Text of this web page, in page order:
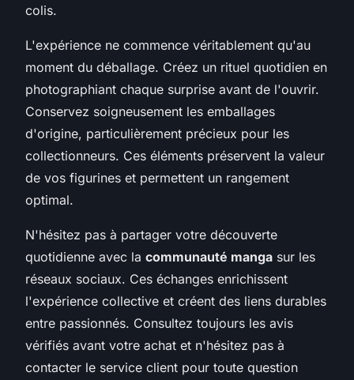
colis.
L'expérience ne commence véritablement qu'au
moment du déballage. Créez un rituel quotidien en
photographiant chaque surprise avant de l'ouvrir.
Conservez soigneusement les emballages
d'origine, particulièrement précieux pour les
collectionneurs. Ces éléments préservent la valeur
de vos figurines et permettent un rangement
optimal.
N'hésitez pas à partager votre découverte
quotidienne avec la communauté manga sur les
réseaux sociaux. Ces échanges enrichissent
l'expérience collective et créent des liens durables
entre passionnés. Consultez toujours les avis
vérifiés avant votre achat et n'hésitez pas à
contacter le service client pour toute question